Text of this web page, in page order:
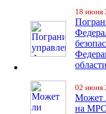
18 июня
02 июня
Может
на